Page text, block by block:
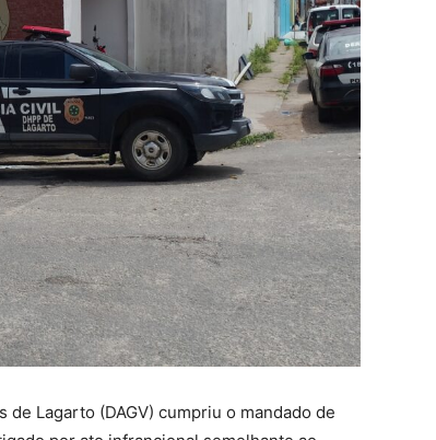
Lagarto (DAGV) cumpriu o mandado de